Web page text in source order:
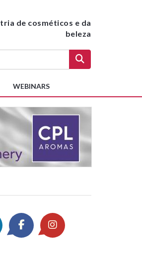
de cosméticos e da
beleza
WEBINARS